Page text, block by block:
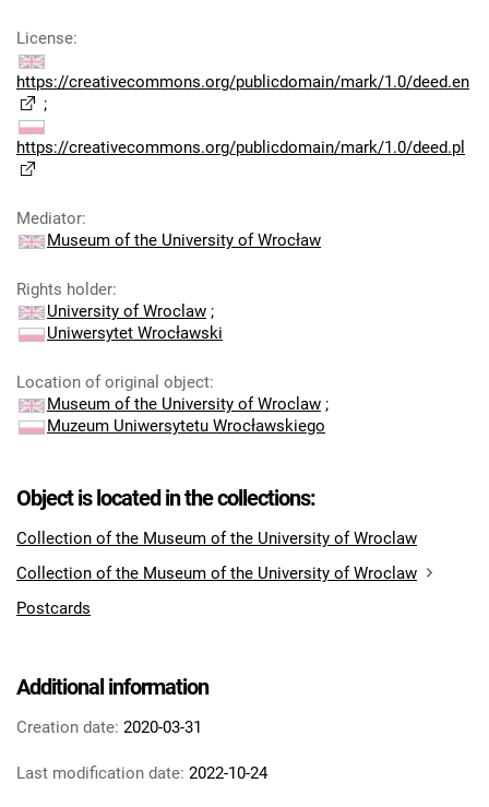
License:
https://creativecommons.org/publicdomain/mark/1.0/deed.en
;
https://creativecommons.org/publicdomain/mark/1.0/deed.pl
Mediator:
Museum of the University of Wrocław
Rights holder:
University of Wroclaw ;
Uniwersytet Wrocławski
Location of original object:
Museum of the University of Wroclaw ;
Muzeum Uniwersytetu Wrocławskiego
Object is located in the collections:
Collection of the Museum of the University of Wroclaw
Collection of the Museum of the University of Wroclaw
Postcards
Additional information
Creation date: 2020-03-31
Last modification date: 2022-10-24